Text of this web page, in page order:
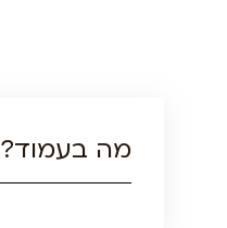
מה בעמוד?